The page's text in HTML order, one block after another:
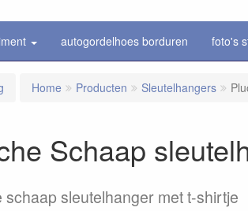
autogordelhoes borduren foto's
Home Producten Sleutelhangers
Schaap
schaap sleutelhanger met t-shirtje